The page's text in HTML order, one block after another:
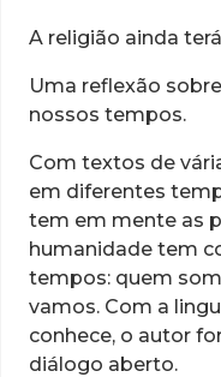
A religião ainda
Uma reflexão
nossos tempos.
Com textos de
em diferentes
tem em mente as
humanidade tem
tempos: quem
vamos. Com a
conhece, o autor
diálogo aberto.